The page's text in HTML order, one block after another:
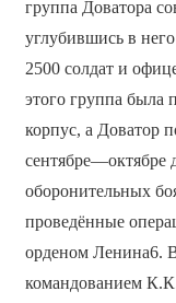
группа Доватора
углубившись в
2500 солдат и
этого группа была
корпус, а Доватор
сентябре—октябре
оборонительных
проведённые
орденом Ленина6.
командованием